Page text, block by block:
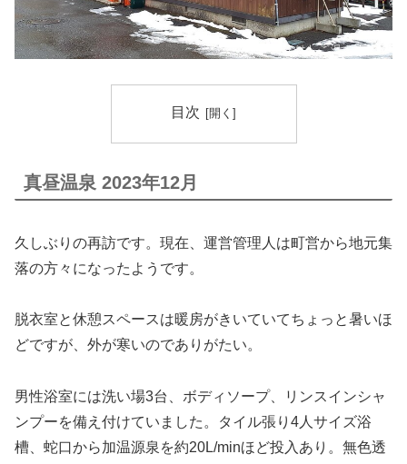
目次
真昼温泉 2023年12月
久しぶりの再訪です。現在、運営管理人は町営から地元集
落の方々になったようです。
脱衣室と休憩スペースは暖房がきいていてちょっと暑いほ
どですが、外が寒いのでありがたい。
男性浴室には洗い場3台、ボディソープ、リンスインシャ
ンプーを備え付けていました。タイル張り4人サイズ浴
槽、蛇口から加温源泉を約20L/minほど投入あり。無色透